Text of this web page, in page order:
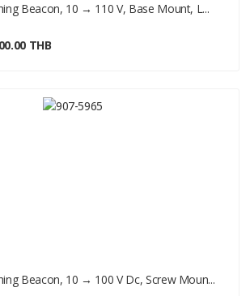
Beacon, 10 → 110 V, Base Mount, L...
THB
Beacon, 10 → 100 V Dc, Screw Moun...